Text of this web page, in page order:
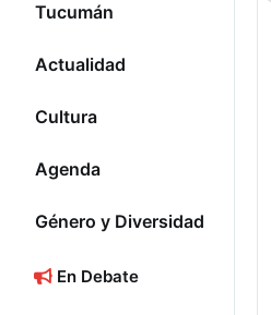
Tucumán
Actualidad
Cultura
Agenda
Género y Diversidad
En Debate